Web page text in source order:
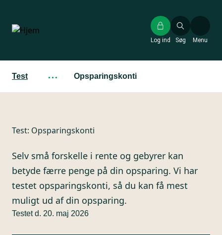
hovedindhold
Søg
Log ind Menu
Test ··· Opsparingskonti
Test: Opsparingskonti
Selv små forskelle i rente og gebyrer kan
betyde færre penge på din opsparing. Vi har
testet opsparingskonti, så du kan få mest
muligt ud af din opsparing.
Testet d. 20. maj 2026